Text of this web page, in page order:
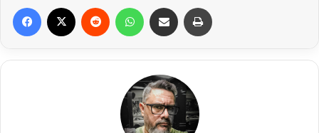
Facebook Reddit WhatsAppCompartilhar via e-mail